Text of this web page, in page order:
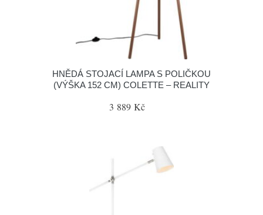
HNĚDÁ STOJACÍ LAMPA S POLIČKOU
(VÝŠKA 152 CM) COLETTE – REALITY
3 889 Kč